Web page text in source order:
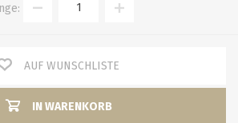
AUF WUNSCHLISTE
IN WARENKORB